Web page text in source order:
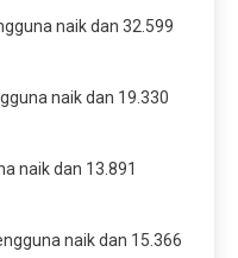
naik dan 32.599
naik dan 19.330
naik dan 13.891
naik dan 15.366